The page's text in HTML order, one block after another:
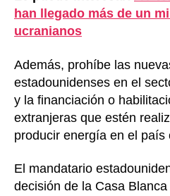
han llegado más de un
ucranianos
Además, prohíbe las
estadounidenses en el
y la financiación o
extranjeras que estén
producir energía en el país
El mandatario
decisión de la Casa